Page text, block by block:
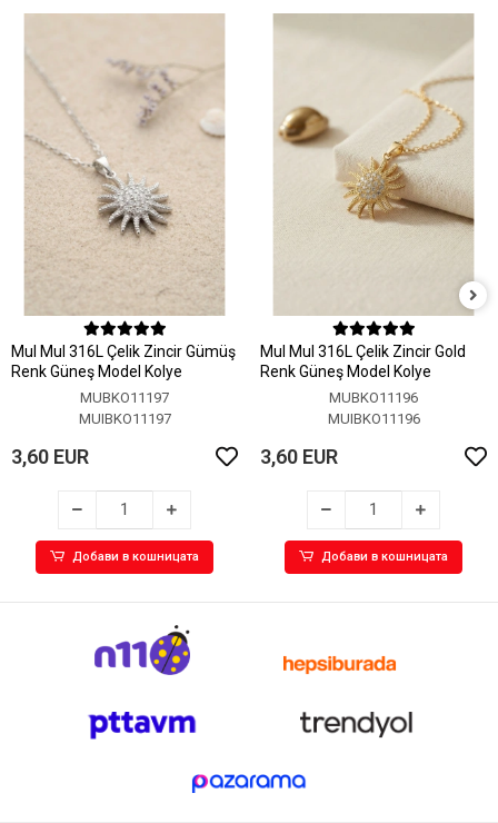
MuI MuI 316L Çelik Zincir Gümüş
Renk Güneş Model Kolye
MUBKO11197
MUIBKO11197
3,60 EUR
Добави в кошницата
MuI MuI 316L Çelik Zincir Gold
Renk Güneş Model Kolye
MUBKO11196
MUIBKO11196
3,60 EUR
Добави в кошницата